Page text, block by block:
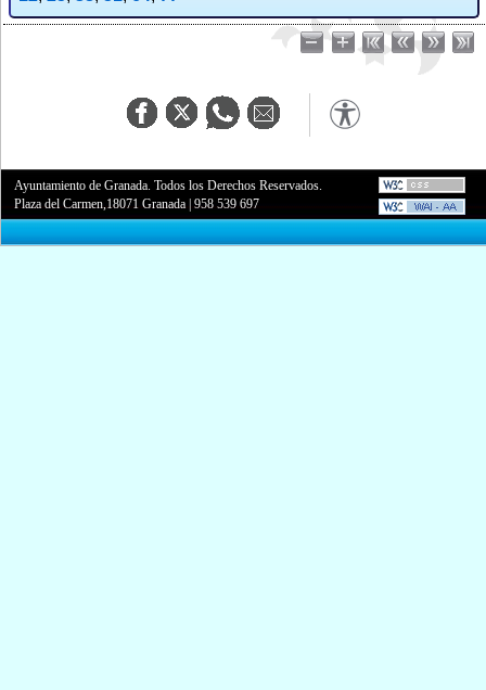
Ayuntamiento de Granada. Todos los Derechos Reservados.
Plaza del Carmen,18071 Granada |958 539 697